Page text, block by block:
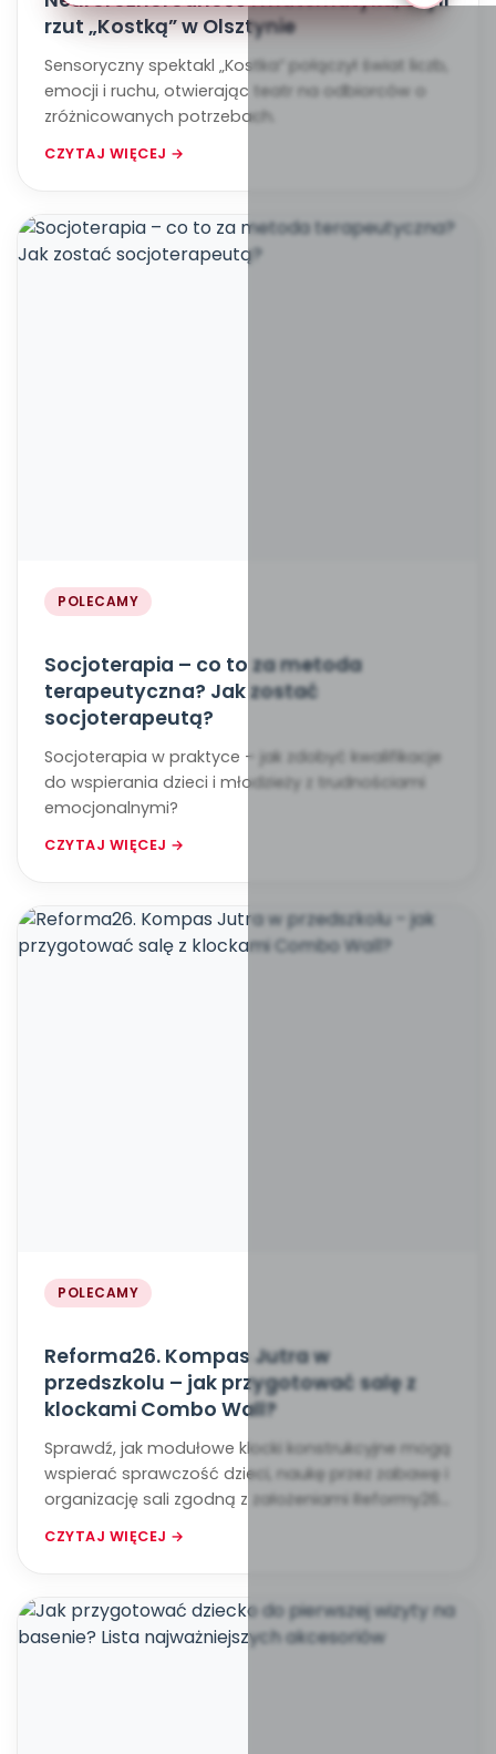
rzut „Kostką” w Olsztynie
Sensoryczny spektakl „Kostka” połączył świat liczb,
emocji i ruchu, otwierając teatr na odbiorców o
zróżnicowanych potrzebach.
CZYTAJ WIĘCEJ →
POLECAMY
Socjoterapia – co to za metoda
terapeutyczna? Jak zostać
socjoterapeutą?
Socjoterapia w praktyce – jak zdobyć kwalifikacje
do wspierania dzieci i młodzieży z trudnościami
emocjonalnymi?
CZYTAJ WIĘCEJ →
POLECAMY
Reforma26. Kompas Jutra w
przedszkolu – jak przygotować salę z
klockami Combo Wall?
Sprawdź, jak modułowe klocki konstrukcyjne mogą
wspierać sprawczość dzieci, naukę przez zabawę i
organizację sali zgodną z założeniami Reformy26.
CZYTAJ WIĘCEJ →